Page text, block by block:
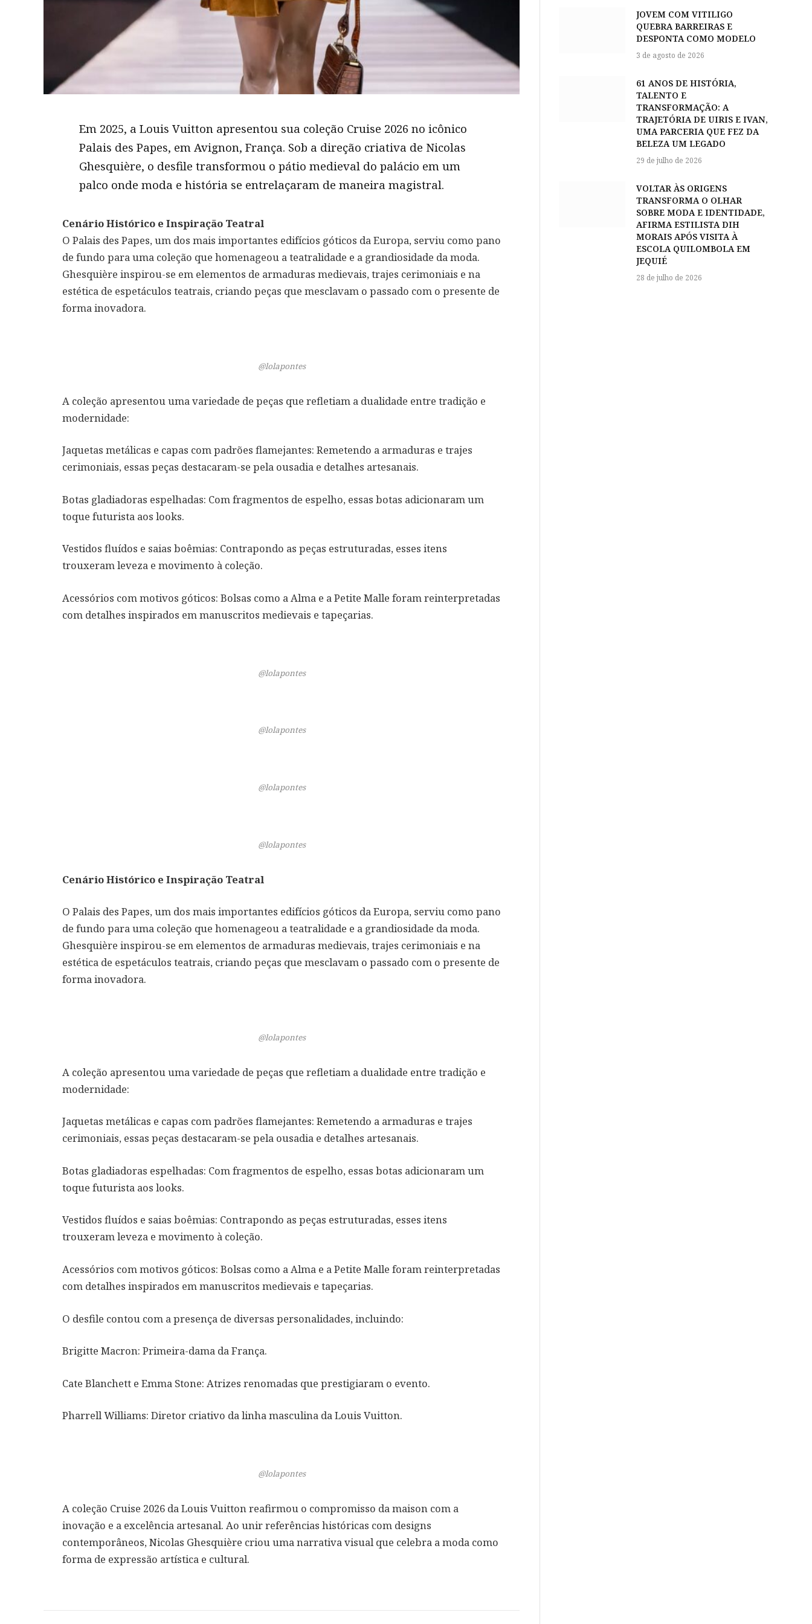
Em 2025, a Louis Vuitton apresentou sua coleção Cruise 2026 no icônico
Palais des Papes, em Avignon, França. Sob a direção criativa de Nicolas
Ghesquière, o desfile transformou o pátio medieval do palácio em um
palco onde moda e história se entrelaçaram de maneira magistral.
Cenário Histórico e Inspiração Teatral
O Palais des Papes, um dos mais importantes edifícios góticos da Europa, serviu como pano
de fundo para uma coleção que homenageou a teatralidade e a grandiosidade da moda.
Ghesquière inspirou-se em elementos de armaduras medievais, trajes cerimoniais e na
estética de espetáculos teatrais, criando peças que mesclavam o passado com o presente de
forma inovadora.
@lolapontes
A coleção apresentou uma variedade de peças que refletiam a dualidade entre tradição e
modernidade:
Jaquetas metálicas e capas com padrões flamejantes: Remetendo a armaduras e trajes
cerimoniais, essas peças destacaram-se pela ousadia e detalhes artesanais.
Botas gladiadoras espelhadas: Com fragmentos de espelho, essas botas adicionaram um
toque futurista aos looks.
Vestidos fluídos e saias boêmias: Contrapondo as peças estruturadas, esses itens
trouxeram leveza e movimento à coleção.
Acessórios com motivos góticos: Bolsas como a Alma e a Petite Malle foram reinterpretadas
com detalhes inspirados em manuscritos medievais e tapeçarias.
@lolapontes
@lolapontes
@lolapontes
@lolapontes
Cenário Histórico e Inspiração Teatral
O Palais des Papes, um dos mais importantes edifícios góticos da Europa, serviu como pano
de fundo para uma coleção que homenageou a teatralidade e a grandiosidade da moda.
Ghesquière inspirou-se em elementos de armaduras medievais, trajes cerimoniais e na
estética de espetáculos teatrais, criando peças que mesclavam o passado com o presente de
forma inovadora.
@lolapontes
A coleção apresentou uma variedade de peças que refletiam a dualidade entre tradição e
modernidade:
Jaquetas metálicas e capas com padrões flamejantes: Remetendo a armaduras e trajes
cerimoniais, essas peças destacaram-se pela ousadia e detalhes artesanais.
Botas gladiadoras espelhadas: Com fragmentos de espelho, essas botas adicionaram um
toque futurista aos looks.
Vestidos fluídos e saias boêmias: Contrapondo as peças estruturadas, esses itens
trouxeram leveza e movimento à coleção.
Acessórios com motivos góticos: Bolsas como a Alma e a Petite Malle foram reinterpretadas
com detalhes inspirados em manuscritos medievais e tapeçarias.
O desfile contou com a presença de diversas personalidades, incluindo:
Brigitte Macron: Primeira-dama da França.
Cate Blanchett e Emma Stone: Atrizes renomadas que prestigiaram o evento.
Pharrell Williams: Diretor criativo da linha masculina da Louis Vuitton.
@lolapontes
A coleção Cruise 2026 da Louis Vuitton reafirmou o compromisso da maison com a
inovação e a excelência artesanal. Ao unir referências históricas com designs
contemporâneos, Nicolas Ghesquière criou uma narrativa visual que celebra a moda como
forma de expressão artística e cultural.
JOVEM COM VITILIGO
QUEBRA BARREIRAS E
DESPONTA COMO MODELO
3 de agosto de 2026
61 ANOS DE HISTÓRIA,
TALENTO E
TRANSFORMAÇÃO: A
TRAJETÓRIA DE UIRIS E IVAN,
UMA PARCERIA QUE FEZ DA
BELEZA UM LEGADO
29 de julho de 2026
VOLTAR ÀS ORIGENS
TRANSFORMA O OLHAR
SOBRE MODA E IDENTIDADE,
AFIRMA ESTILISTA DIH
MORAIS APÓS VISITA À
ESCOLA QUILOMBOLA EM
JEQUIÉ
28 de julho de 2026